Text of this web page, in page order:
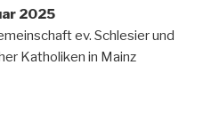
2025
ev. Schlesier und
Katholiken in Mainz